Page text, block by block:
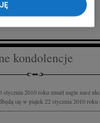
kondolencje
2010 roku zmarł nagle nasz
się w piątek 22 stycznia 2010 roku